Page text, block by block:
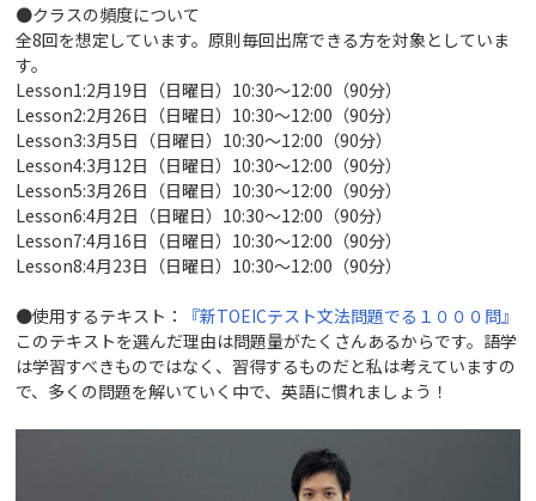
●クラスの頻度について
全8回を想定しています。原則毎回出席できる方を対象としていま
す。
Lesson1:2月19日（日曜日）10:30～12:00（90分）
Lesson2:2月26日（日曜日）10:30～12:00（90分）
Lesson3:3月5日（日曜日）10:30～12:00（90分）
Lesson4:3月12日（日曜日）10:30～12:00（90分）
Lesson5:3月26日（日曜日）10:30～12:00（90分）
Lesson6:4月2日（日曜日）10:30～12:00（90分）
Lesson7:4月16日（日曜日）10:30～12:00（90分）
Lesson8:4月23日（日曜日）10:30～12:00（90分）
●使用するテキスト：
『新TOEICテスト文法問題でる１０００問』
このテキストを選んだ理由は問題量がたくさんあるからです。語学
は学習すべきものではなく、習得するものだと私は考えていますの
で、多くの問題を解いていく中で、英語に慣れましょう！